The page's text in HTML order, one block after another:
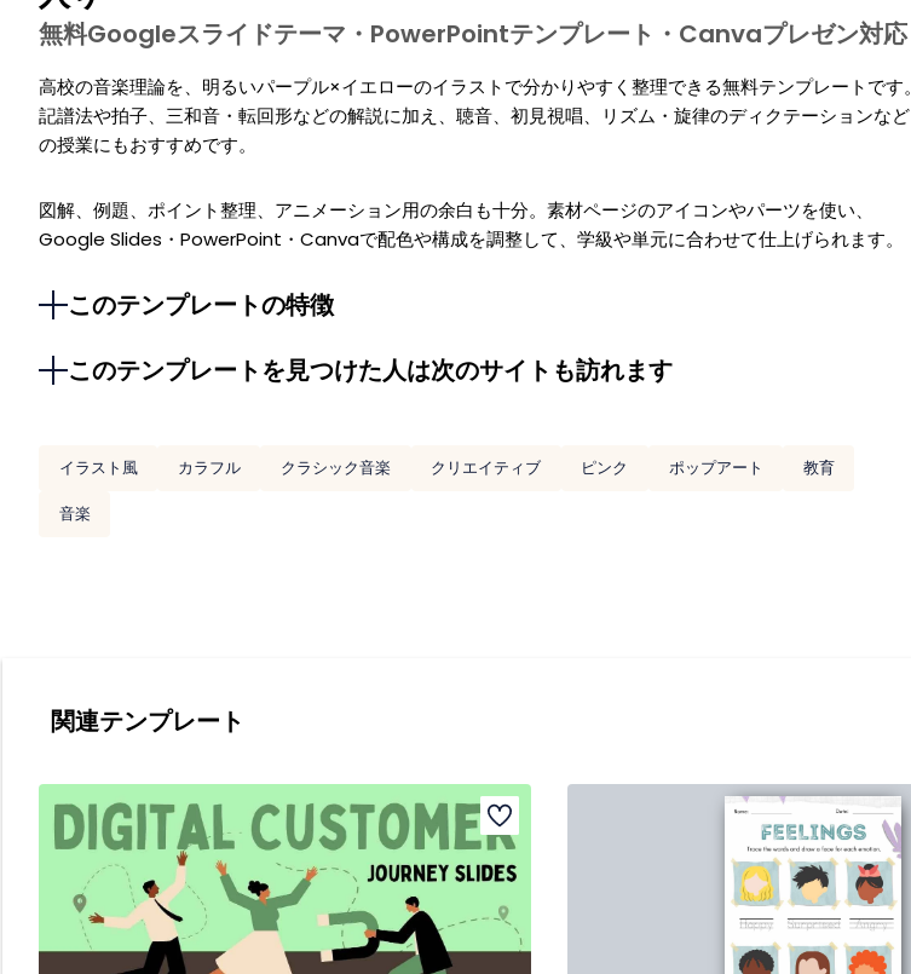
無料Googleスライドテーマ・PowerPointテンプレート・Canvaプレゼン対応
高校の音楽理論を、明るいパープル×イエローのイラストで分かりやすく整理できる無料テンプレートです。
記譜法や拍子、三和音・転回形などの解説に加え、聴音、初見視唱、リズム・旋律のディクテーションなど
の授業にもおすすめです。
図解、例題、ポイント整理、アニメーション用の余白も十分。素材ページのアイコンやパーツを使い、
Google Slides・PowerPoint・Canvaで配色や構成を調整して、学級や単元に合わせて仕上げられます。
このテンプレートの特徴
このテンプレートを見つけた人は次のサイトも訪れます
イラスト風 カラフル クラシック音楽 クリエイティブ ピンク ポップアート
教育
音楽
関連テンプレート